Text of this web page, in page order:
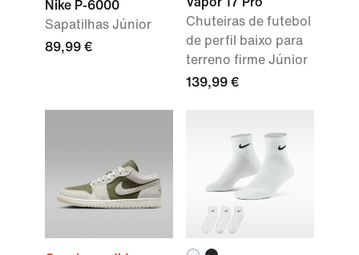
Nike P-6000
Sapatilhas Júnior
89,99 €
Chuteiras de futebol
de perfil baixo para
terreno firme Júnior
139,99 €